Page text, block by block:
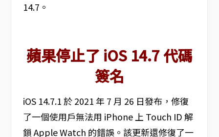
14.7。
蘋果停止了 iOS 14.7 代碼
簽名
iOS 14.7.1 於 2021 年 7 月 26 日發布，修復
了一個使用戶無法用 iPhone 上 Touch ID 解
鎖 Apple Watch 的錯誤。該更新還修復了一